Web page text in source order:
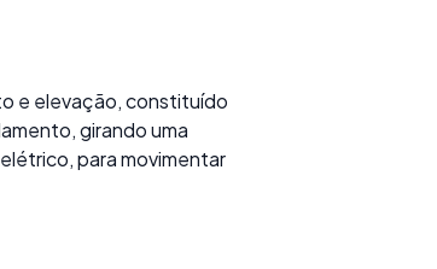
e elevação, constituído
girando uma
para movimentar